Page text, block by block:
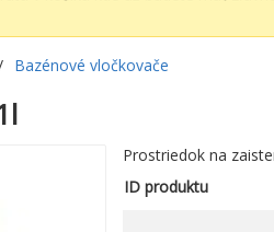
Bazénové vločkovače
Prostriedok na
ID produktu